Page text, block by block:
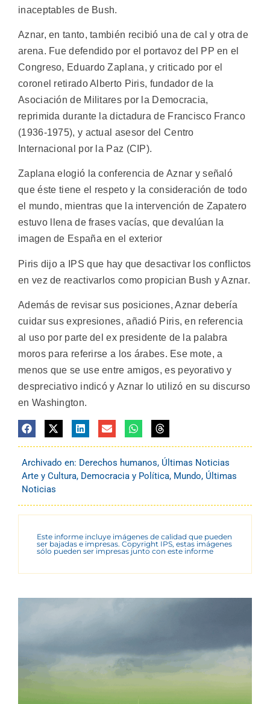
inaceptables de Bush.
Aznar, en tanto, también recibió una de cal y otra de
arena. Fue defendido por el portavoz del PP en el
Congreso, Eduardo Zaplana, y criticado por el
coronel retirado Alberto Piris, fundador de la
Asociación de Militares por la Democracia,
reprimida durante la dictadura de Francisco Franco
(1936-1975), y actual asesor del Centro
Internacional por la Paz (CIP).
Zaplana elogió la conferencia de Aznar y señaló
que éste tiene el respeto y la consideración de todo
el mundo, mientras que la intervención de Zapatero
estuvo llena de frases vacías, que devalúan la
imagen de España en el exterior
Piris dijo a IPS que hay que desactivar los conflictos
en vez de reactivarlos como propician Bush y Aznar.
Además de revisar sus posiciones, Aznar debería
cuidar sus expresiones, añadió Piris, en referencia
al uso por parte del ex presidente de la palabra
moros para referirse a los árabes. Ese mote, a
menos que se use entre amigos, es peyorativo y
despreciativo indicó y Aznar lo utilizó en su discurso
en Washington.
Archivado en: Derechos humanos, Últimas Noticias
Arte y Cultura, Democracia y Política, Mundo, Últimas
Noticias
Este informe incluye imágenes de calidad que pueden
ser bajadas e impresas. Copyright IPS, estas imágenes
sólo pueden ser impresas junto con este informe